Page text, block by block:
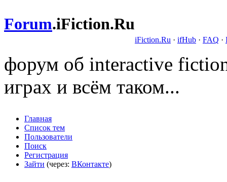
Forum.iFiction.Ru
iFiction.Ru · ifHub · FAQ ·
форум об interactive
играх и всём таком...
Главная
Список тем
Пользователи
Поиск
Регистрация
Зайти (через: ВКонтакте)